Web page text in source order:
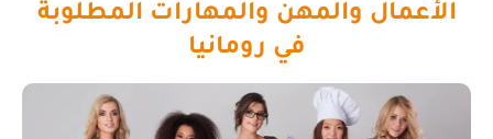
الأعمال والمهن والمهارات المطلوبة
في رومانيا